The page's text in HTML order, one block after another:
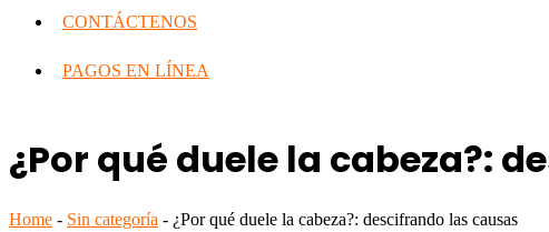
CONTÁCTENOS
PAGOS EN LÍNEA
¿Por qué duele la cabeza?:
Home - Sin categoría - ¿Por qué duele la cabeza?: descifrando las causas